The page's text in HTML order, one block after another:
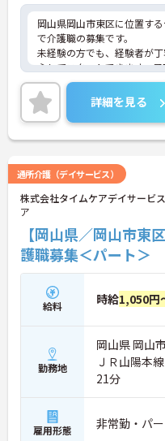
岡山県岡山市東区に位置す
で介護職の募集です。
未経験の方でも、経験者が
心してスタートできます。
学校行事や家庭の事情にも
士の仲が良く、働きやすい
日から勤務OKで、Wワーク
ご興味のある方には、面接
詳細をお話いたしますので
詳細を見る
通所介護（デイサービス）
株式会社タイムケアデイサービ
ア
【岡山県／岡山市
護職募集＜パート＞
給料 時給1,050円
勤務地
岡山県 岡山
ＪＲ山陽本
21分
雇用形態 非常勤・パ